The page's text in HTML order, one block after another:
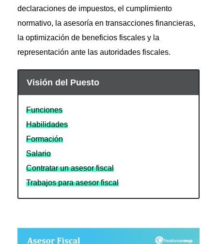
declaraciones de impuestos, el cumplimiento
normativo, la asesoría en transacciones financieras,
la optimización de beneficios fiscales y la
representación ante las autoridades fiscales.
Visión del Puesto
Funciones
Habilidades
Formación
Salario
Contratar un asesor fiscal
Trabajos para asesor fiscal